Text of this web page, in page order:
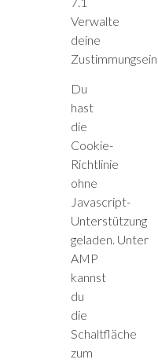
Verwalte
deine
Du
hast
die
Cookie-
Richtlinie
ohne
Javascript-
Unterstützung
geladen. Unter
AMP
kannst
du
die
Schaltfläche
zum